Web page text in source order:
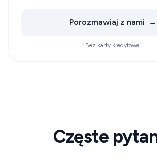
Porozmawiaj z nami →
Bez karty kredytowej
Częste